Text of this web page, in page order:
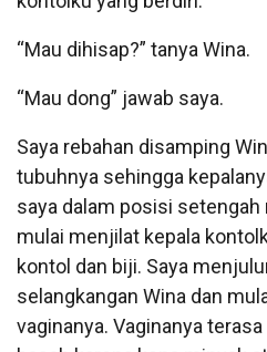
“Mau dihisap?” tanya Wina.
“Mau dong” jawab saya.
Saya rebahan disamping
tubuhnya sehingga
saya dalam posisi setengah
mulai menjilat kepala
kontol dan biji. Saya
selangkangan Wina dan
vaginanya. Vaginanya